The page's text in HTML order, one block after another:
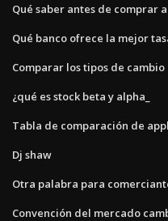
Qué saber antes de comprar
Qué banco ofrece la mejor
Comparar los tipos de
¿qué es stock beta y alpha_
Tabla de comparación de
Dj shaw
Otra palabra para
Convención del mercado